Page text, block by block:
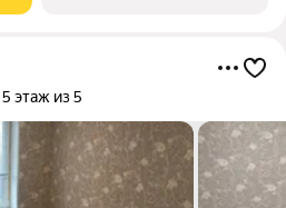
5 этаж из 5